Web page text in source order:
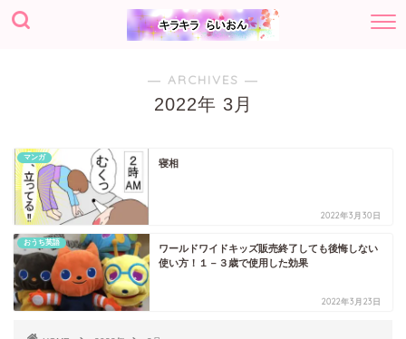
― ARCHIVES ―
2022年 3月
マンガ
寝相
2022年3月30日
おうち英語
ワールドワイドキッズ販売終了しても後悔しない
使い方！１－３歳で使用した効果
2022年3月23日